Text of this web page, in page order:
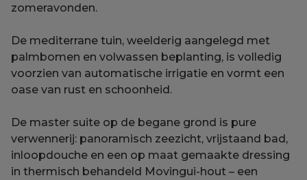
zomeravonden.
De mediterrane tuin, weelderig aangelegd met
palmbomen en volwassen beplanting, is volledig
voorzien van automatische irrigatie en vormt een
oase van rust en schoonheid.
De master suite op de begane grond is pure
verwennerij: panoramisch zeezicht, vrijstaand bad,
inloopdouche en een op maat gemaakte dressing
in thermisch behandeld Movingui-hout – een